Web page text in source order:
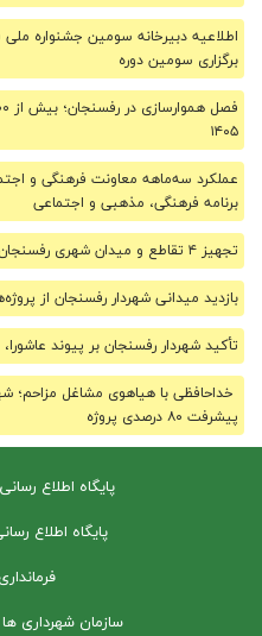
اطلاعیه دبیرخانه سومین جشنواره
برگزاری سومین دوره
۱۴۰۵
عملکرد سه‌ماهه معاونت فرهنگی و
برنامه فرهنگی، مذهبی و اجتماعی
تجهیز ۴ تقاطع و میدان شهری رفسنجان به سیستم برق اضطراری (UPS)
بازدید میدانی شهردار رفسنجان از
تأکید شهردار رفسنجان بر پیوند
خداحافظی با هیاهوی مشاغل
پیشرفت ۸۰ درصدی پروژه
پایگاه اطلاع
پایگاه اطلاع
سازمان شهرداری